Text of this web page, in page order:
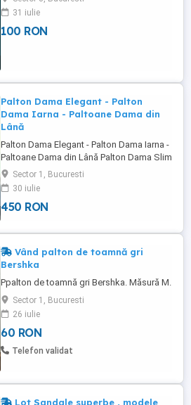
31 iulie
100 RON
Palton Dama Elegant - Palton
Dama Iarna - Paltoane Dama din
Lână
Palton Dama Elegant - Palton Dama Iarna -
Paltoane Dama din Lână Palton Dama Slim
Fit - Comanda WhatsApp Culoare: Rosu
Marimi: 36 | 38 | 40 42 | 44 | 46 |. Palton
Dama Elegant Slim Fit din lână Descoperă
eleganța într-un nou mod! Paltoanele de
create cu ...
Sector 1, Bucuresti
30 iulie
450 RON
Vând palton de toamnă gri
Bershka
Ppalton de toamnă gri Bershka. Măsură M.
Sector 1, Bucuresti
26 iulie
60 RON
Telefon validat
Lot Sandale superbe , modele